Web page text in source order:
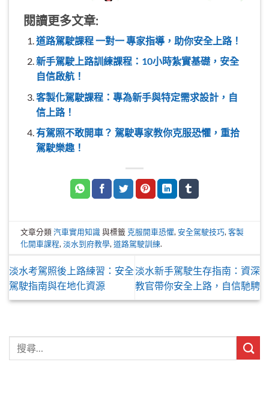
閱讀更多文章:
道路駕駛課程 一對一 專家指導，助你安全上路！
新手駕駛上路訓練課程：10小時紮實基礎，安全
自信啟航！
客製化駕駛課程：專為新手與特定需求設計，自
信上路！
有駕照不敢開車？ 駕駛專家教你克服恐懼，重拾
駕駛樂趣！
文章分類汽車實用知識 與標籤 克服開車恐懼,安全駕駛技巧,客製
化開車課程,淡水到府教學,道路駕駛訓練.
淡水考駕照後上路練習：安全
駕駛指南與在地化資源
淡水新手駕駛生存指南：資深
教官帶你安全上路，自信馳騁